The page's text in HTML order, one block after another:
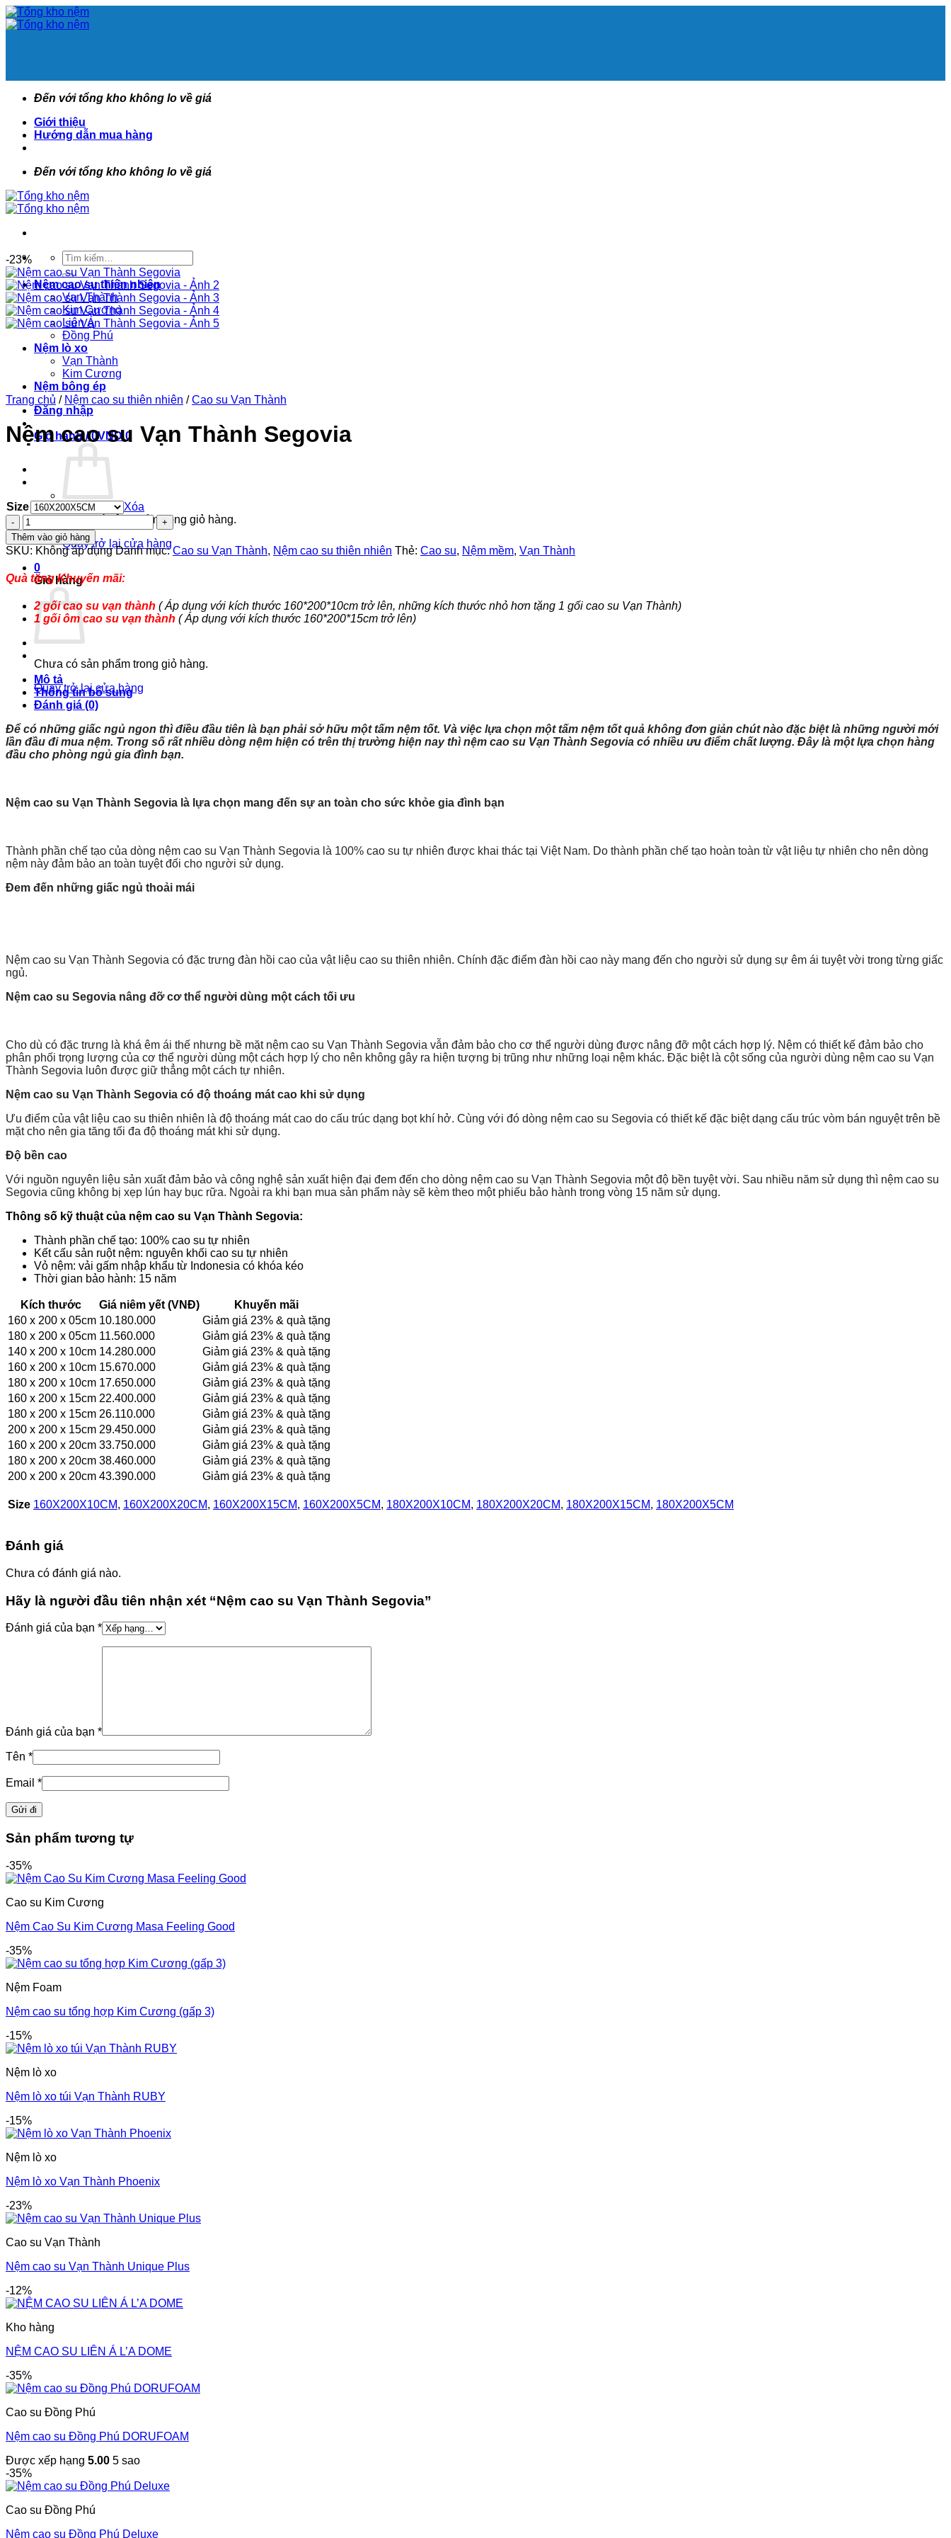
Bỏ
qua
Đến với tổng kho không lo về giá
Giới thiệu
Hướng dẫn mua hàng
Đến với tổng kho không lo về giá
Tìm
kiếm:
Nệm cao su thiên nhiên
Vạn Thành
Kim Cương
Liên Á
Đồng Phú
Nệm lò xo
Vạn Thành
Kim Cương
Nệm bông ép
Đăng nhập
Giỏ hàng /0VND 0
Chưa có sản phẩm trong giỏ hàng.
Quay trở lại cửa hàng
0
Giỏ hàng
Chưa có sản phẩm trong giỏ hàng.
Quay trở lại cửa hàng
-23%
Trang chủ / Nệm cao su thiên nhiên / Cao su Vạn Thành
Nệm cao su Vạn Thành Segovia
Size
Xóa
Nệm
cao
su
Vạn
Thành
Segovia
lượng
Thêm vào giỏ hàng
SKU: Không áp dụng Danh mục:Cao su Vạn Thành, Nệm cao su thiên nhiên Thẻ: Cao su, Nệm mềm, Vạn Thành
Quà tặng Khuyến mãi:
2 gối cao su vạn thành ( Áp dụng với kích thước 160*200*10cm trở lên, những kích thước nhỏ hơn tặng 1 gối cao su Vạn Thành)
1 gối ôm cao su vạn thành ( Áp dụng với kích thước 160*200*15cm trở lên)
Mô tả
Thông tin bổ sung
Đánh giá (0)
Để có những giấc ngủ ngon thì điều đầu tiên là bạn phải sở hữu một tấm nệm tốt. Và việc lựa chọn một tấm nệm tốt quả không đơn giản chút nào đặc biệt là những người mới
lần đầu đi mua nệm. Trong số rất nhiều dòng nệm hiện có trên thị trường hiện nay thì nệm cao su Vạn Thành Segovia có nhiều ưu điểm chất lượng. Đây là một lựa chọn hàng
đầu cho phòng ngủ gia đình bạn.
Nệm cao su Vạn Thành Segovia là lựa chọn mang đến sự an toàn cho sức khỏe gia đình bạn
Thành phần chế tạo của dòng nệm cao su Vạn Thành Segovia là 100% cao su tự nhiên được khai thác tại Việt Nam. Do thành phần chế tạo hoàn toàn từ vật liệu tự nhiên cho nên dòng
nệm này đảm bảo an toàn tuyệt đối cho người sử dụng.
Đem đến những giấc ngủ thoải mái
Nệm cao su Vạn Thành Segovia có đặc trưng đàn hồi cao của vật liệu cao su thiên nhiên. Chính đặc điểm đàn hồi cao này mang đến cho người sử dụng sự êm ái tuyệt vời trong từng giấc
ngủ.
Nệm cao su Segovia nâng đỡ cơ thể người dùng một cách tối ưu
Cho dù có đặc trưng là khá êm ái thế nhưng bề mặt nệm cao su Vạn Thành Segovia vẫn đảm bảo cho cơ thể người dùng được nâng đỡ một cách hợp lý. Nệm có thiết kế đảm bảo cho
phân phối trọng lượng của cơ thể người dùng một cách hợp lý cho nên không gây ra hiện tượng bị trũng như những loại nệm khác. Đặc biệt là cột sống của người dùng nệm cao su Vạn
Thành Segovia luôn được giữ thẳng một cách tự nhiên.
Nệm cao su Vạn Thành Segovia có độ thoáng mát cao khi sử dụng
Ưu điểm của vật liệu cao su thiên nhiên là độ thoáng mát cao do cấu trúc dạng bọt khí hở. Cùng với đó dòng nệm cao su Segovia có thiết kế đặc biệt dạng cấu trúc vòm bán nguyệt trên bề
mặt cho nên gia tăng tối đa độ thoáng mát khi sử dụng.
Độ bền cao
Với nguồn nguyên liệu sản xuất đảm bảo và công nghệ sản xuất hiện đại đem đến cho dòng nệm cao su Vạn Thành Segovia một độ bền tuyệt vời. Sau nhiều năm sử dụng thì nệm cao su
Segovia cũng không bị xẹp lún hay bục rữa. Ngoài ra khi bạn mua sản phẩm này sẽ kèm theo một phiếu bảo hành trong vòng 15 năm sử dụng.
Thông số kỹ thuật của nệm cao su Vạn Thành Segovia:
Thành phần chế tạo: 100% cao su tự nhiên
Kết cấu sản ruột nệm: nguyên khối cao su tự nhiên
Vỏ nệm: vải gấm nhập khẩu từ Indonesia có khóa kéo
Thời gian bảo hành: 15 năm
Kích thước Giá niêm yết (VNĐ)
Khuyến mãi
160 x 200 x 05cm 10.180.000
Giảm giá 23% & quà tặng
180 x 200 x 05cm 11.560.000
Giảm giá 23% & quà tặng
140 x 200 x 10cm 14.280.000
Giảm giá 23% & quà tặng
160 x 200 x 10cm 15.670.000
Giảm giá 23% & quà tặng
180 x 200 x 10cm 17.650.000
Giảm giá 23% & quà tặng
160 x 200 x 15cm 22.400.000
Giảm giá 23% & quà tặng
180 x 200 x 15cm 26.110.000
Giảm giá 23% & quà tặng
200 x 200 x 15cm 29.450.000
Giảm giá 23% & quà tặng
160 x 200 x 20cm 33.750.000
Giảm giá 23% & quà tặng
180 x 200 x 20cm 38.460.000
Giảm giá 23% & quà tặng
200 x 200 x 20cm 43.390.000 Giảm giá 23% & quà tặng
Size 160X200X10CM, 160X200X20CM, 160X200X15CM, 160X200X5CM, 180X200X10CM, 180X200X20CM, 180X200X15CM, 180X200X5CM
Đánh giá
Chưa có đánh giá nào.
Hãy là người đầu tiên nhận xét “Nệm cao su Vạn Thành Segovia”
Đánh giá của bạn *
Đánh giá của bạn *
Tên *
Email *
Sản phẩm tương tự
-35%
Cao su Kim Cương
Nệm Cao Su Kim Cương Masa Feeling Good
-35%
Nệm Foam
Nệm cao su tổng hợp Kim Cương (gấp 3)
-15%
Nệm lò xo
Nệm lò xo túi Vạn Thành RUBY
-15%
Nệm lò xo
Nệm lò xo Vạn Thành Phoenix
-23%
Cao su Vạn Thành
Nệm cao su Vạn Thành Unique Plus
-12%
Kho hàng
NỆM CAO SU LIÊN Á L’A DOME
-35%
Cao su Đồng Phú
Nệm cao su Đồng Phú DORUFOAM
Được xếp hạng 5.00 5 sao
-35%
Cao su Đồng Phú
Nệm cao su Đồng Phú Deluxe